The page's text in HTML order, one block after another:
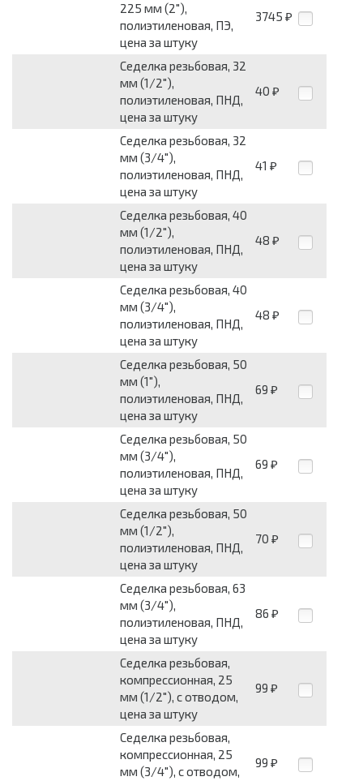
225 мм (2"),
полиэтиленовая, ПЭ,
цена за штуку
3745 ₽
Седелка резьбовая, 32
мм (1/2"),
полиэтиленовая, ПНД,
цена за штуку
40 ₽
Седелка резьбовая, 32
мм (3/4"),
полиэтиленовая, ПНД,
цена за штуку
41 ₽
Седелка резьбовая, 40
мм (1/2"),
полиэтиленовая, ПНД,
цена за штуку
48 ₽
Седелка резьбовая, 40
мм (3/4"),
полиэтиленовая, ПНД,
цена за штуку
48 ₽
Седелка резьбовая, 50
мм (1"),
полиэтиленовая, ПНД,
цена за штуку
69 ₽
Седелка резьбовая, 50
мм (3/4"),
полиэтиленовая, ПНД,
цена за штуку
69 ₽
Седелка резьбовая, 50
мм (1/2"),
полиэтиленовая, ПНД,
цена за штуку
70 ₽
Седелка резьбовая, 63
мм (3/4"),
полиэтиленовая, ПНД,
цена за штуку
86 ₽
Седелка резьбовая,
компрессионная, 25
мм (1/2"), с отводом,
цена за штуку
99 ₽
Седелка резьбовая,
компрессионная, 25
мм (3/4"), с отводом,
99 ₽